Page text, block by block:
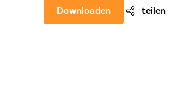
Downloaden teilen